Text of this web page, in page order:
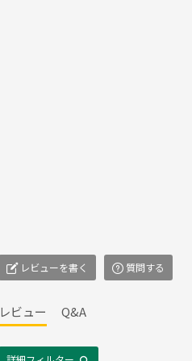
レビューを書く 質問する
レビュー Q&A